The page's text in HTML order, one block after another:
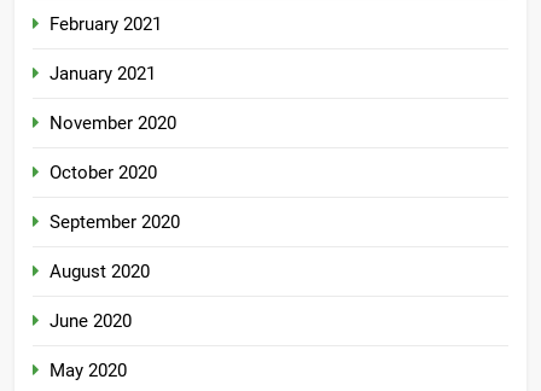
February 2021
January 2021
November 2020
October 2020
September 2020
August 2020
June 2020
May 2020